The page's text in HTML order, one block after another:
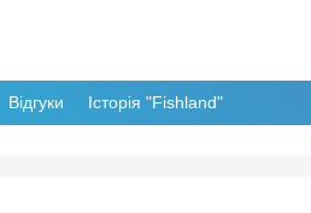
Відгуки Історія "Fishland"